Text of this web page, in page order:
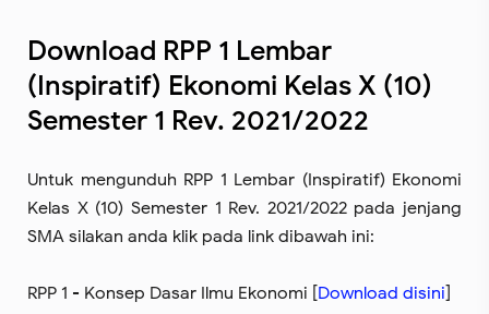
Download RPP 1 Lembar
(Inspiratif) Ekonomi Kelas X (10)
Semester 1 Rev. 2021/2022
Untuk mengunduh RPP 1 Lembar (Inspiratif) Ekonomi
Kelas X (10) Semester 1 Rev. 2021/2022 pada jenjang
SMA silakan anda klik pada link dibawah ini:
RPP 1 - Konsep Dasar Ilmu Ekonomi [Download disini]